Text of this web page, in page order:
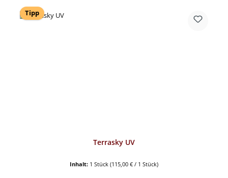
Tipp
Terrasky UV
Inhalt: 1 Stück (115,00 € / 1 Stück)